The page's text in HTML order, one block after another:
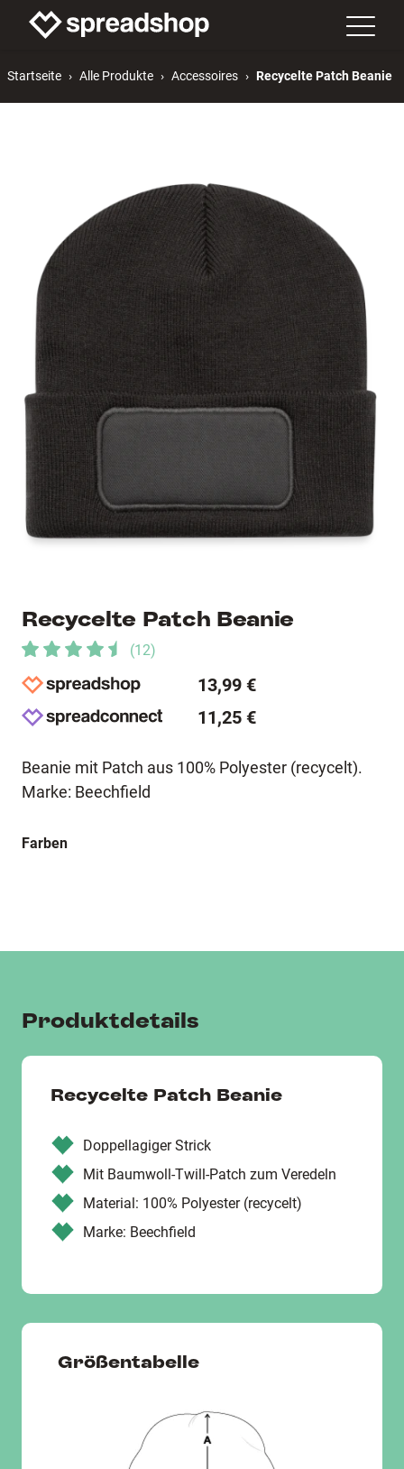
Startseite Alle Produkte Accessoires Recycelte Patch Beanie
Recycelte Patch Beanie
(12)
13,99 €
11,25 €
Beanie mit Patch aus 100% Polyester (recycelt).
Marke: Beechfield
Farben
Produktdetails
Recycelte Patch Beanie
Doppellagiger Strick
Mit Baumwoll-Twill-Patch zum Veredeln
Material: 100% Polyester (recycelt)
Marke: Beechfield
Größentabelle